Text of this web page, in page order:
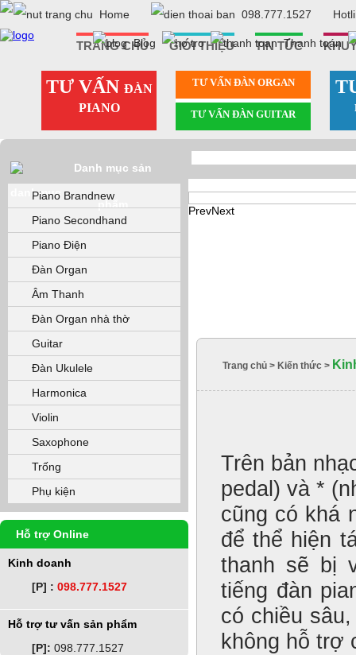
Home 098.777.1527
Blog Thanh toán
TRANG CHỦ GIỚI THIỆU TIN TỨC
TƯ VẤN ĐÀN
PIANO
TƯ VẤN ÐÀN ORGAN
TƯ VẤN ÐÀN GUITAR
Danh mục sản
Piano Brandnew
Piano Secondhand
Piano Điện
Đàn Organ
Âm Thanh
Đàn Organ nhà thờ
Guitar
Đàn Ukulele
Harmonica
Violin
Saxophone
Trống
Phụ kiện
Hỗ trợ Online
Kinh doanh
[P] : 098.777.1527
Hỗ trợ tư vấn sản phẩm
[P]: 098.777.1527
Trang chủ > Kiến thức >
Trên bản
pedal) và *
cũng có khá
để thể hiện
thanh sẽ bị
tiếng đàn
có chiều
không hỗ trợ